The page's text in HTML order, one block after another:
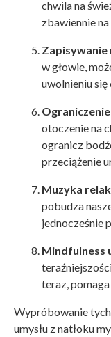
chwila na
zbawiennie na
Zapisywanie
w głowie,
uwolnieniu się
otoczenie na
ogranicz
przeciążenie
Muzyka
pobudza
jednocześnie
Mindfulness
teraz,
Wypróbowanie
umysłu z natłoku